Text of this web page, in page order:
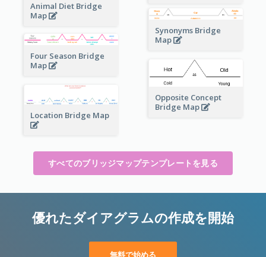
Animal Diet Bridge
Map
Synonyms Bridge
Map
Four Season Bridge
Map
Opposite Concept
Bridge Map
Location Bridge Map
すべてのブリッジマップテンプレートを見る
優れたダイアグラムの作成を開始
無料で始める